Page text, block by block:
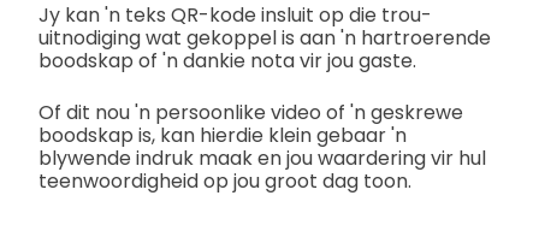
Jy kan 'n teks QR-kode insluit op die trou-
uitnodiging wat gekoppel is aan 'n hartroerende
boodskap of 'n dankie nota vir jou gaste.
Of dit nou 'n persoonlike video of 'n geskrewe
boodskap is, kan hierdie klein gebaar 'n
blywende indruk maak en jou waardering vir hul
teenwoordigheid op jou groot dag toon.